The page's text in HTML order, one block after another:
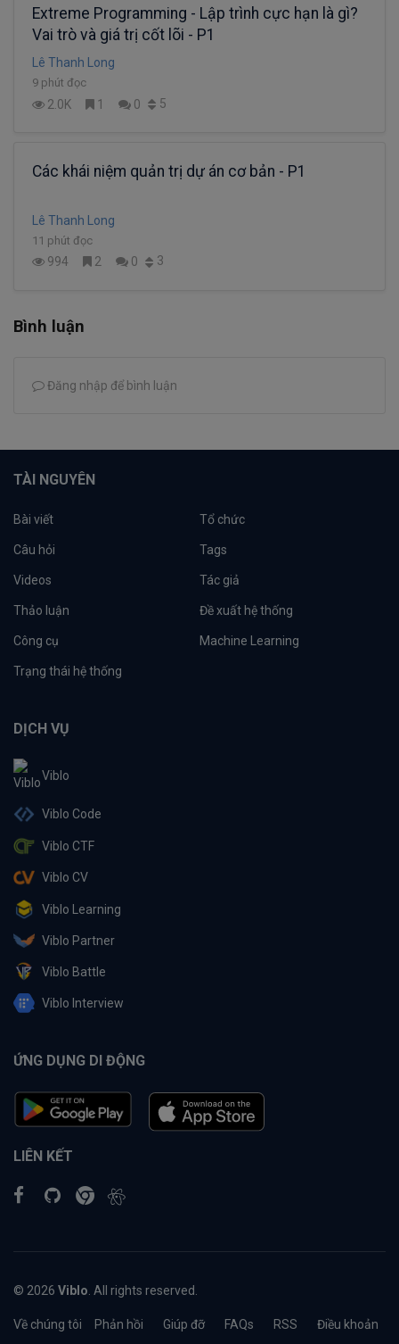
Extreme Programming - Lập trình cực hạn là gì?
Vai trò và giá trị cốt lõi - P1
Lê Thanh Long
9 phút đọc
2.0K 1 0 5
Các khái niệm quản trị dự án cơ bản - P1
Lê Thanh Long
11 phút đọc
994 2 0 3
Bình luận
Đăng nhập để bình luận
TÀI NGUYÊN
Bài viết Tổ chức
Câu hỏi Tags
Videos Tác giả
Thảo luận Đề xuất hệ thống
Công cụ Machine Learning
Trạng thái hệ thống
DỊCH VỤ
Viblo
Viblo Code
Viblo CTF
Viblo CV
Viblo Learning
Viblo Partner
Viblo Battle
Viblo Interview
ỨNG DỤNG DI ĐỘNG
LIÊN KẾT
© 2026 Viblo . All rights reserved.
Về chúng tôi Phản hồi Giúp đỡ FAQs RSS Điều khoản